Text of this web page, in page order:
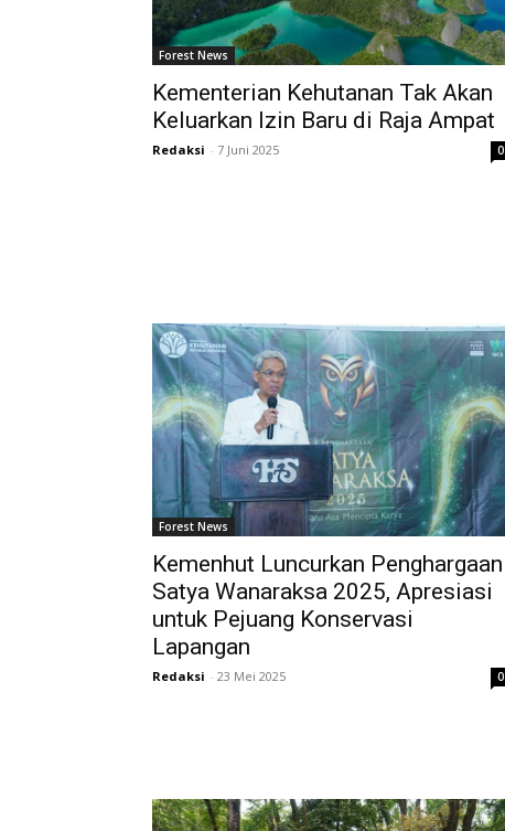
Forest News
Kementerian Kehutanan Tak Akan
Keluarkan Izin Baru di Raja Ampat
Redaksi - 7 Juni 2025 0
Forest News
Kemenhut Luncurkan Penghargaan
Satya Wanaraksa 2025, Apresiasi
untuk Pejuang Konservasi
Lapangan
Redaksi - 23 Mei 2025 0